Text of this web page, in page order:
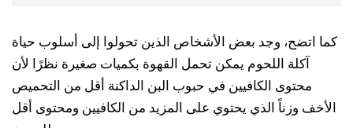
كما اتضح، وجد بعض الأشخاص الذين تحولوا إلى أسلوب حياة
آكلة اللحوم يمكن تحمل القهوة بكميات صغيرة نظرًا لأن
محتوى الكافيين في حبوب البن الداكنة أقل من التحميص
الأخف وزناً الذي يحتوي على المزيد من الكافيين ومحتوى أقل